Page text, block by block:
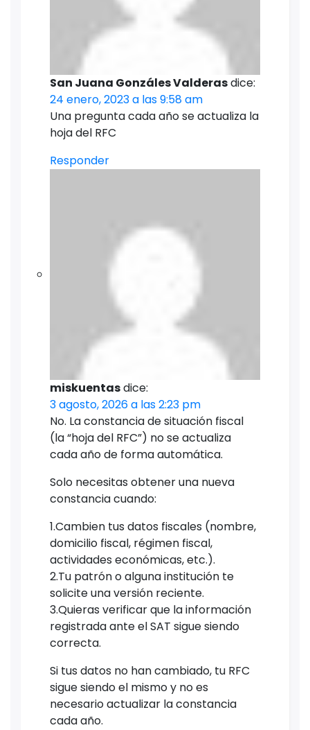
San Juana Gonzáles Valderasdice:
24 enero, 2023 a las 9:58 am
Una pregunta cada año se actualiza la
hoja del RFC
Responder
miskuentasdice:
3 agosto, 2026 a las 2:23 pm
No. La constancia de situación fiscal
(la “hoja del RFC”) no se actualiza
cada año de forma automática.
Solo necesitas obtener una nueva
constancia cuando:
1.Cambien tus datos fiscales (nombre,
domicilio fiscal, régimen fiscal,
actividades económicas, etc.).
2.Tu patrón o alguna institución te
solicite una versión reciente.
3.Quieras verificar que la información
registrada ante el SAT sigue siendo
correcta.
Si tus datos no han cambiado, tu RFC
sigue siendo el mismo y no es
necesario actualizar la constancia
cada año.